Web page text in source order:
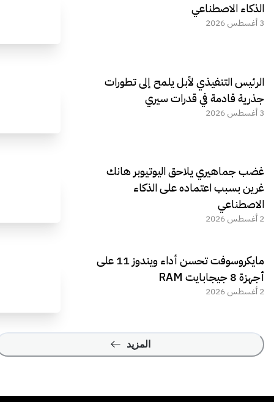
الذكاء الاصطناعي
3 أغسطس 2026
الرئيس التنفيذي لأبل يلمح إلى تطورات
جذرية قادمة في قدرات سيري
3 أغسطس 2026
غضب جماهيري يلاحق اليوتيوبر هانك
غرين بسبب اعتماده على الذكاء
الاصطناعي
2 أغسطس 2026
مايكروسوفت تحسن أداء ويندوز 11 على
أجهزة 8 جيجابايت RAM
2 أغسطس 2026
المزيد